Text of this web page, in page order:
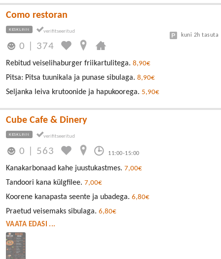
Como restoran
KESKLINN
0 374
kuni 2h tasuta
Rebitud veiselihaburger friikartulitega. 8,90€
Pitsa: Pitsa tuunikala ja punase sibulaga. 8,90€
Seljanka leiva krutoonide ja hapukoorega. 5,90€
Cube Cafe & Dinery
KESKLINN
0 563 11:00-15:00
Kanakarbonaad kahe juustukastmes. 7,00€
Tandoori kana külgfilee. 7,00€
Koorene kanapasta seente ja ubadega. 6,80€
Praetud veisemaks sibulaga. 6,80€
VAATA EDASI ...